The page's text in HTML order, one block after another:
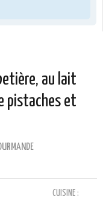
au lait
pistaches et
CUISINE :